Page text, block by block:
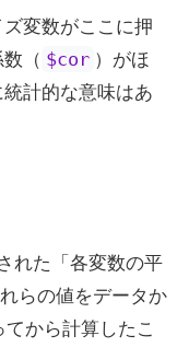
変数がここに押
（ $cor ）がほ
計的な意味はあ
れた「各変数の平
らの値をデータか
から計算したこ